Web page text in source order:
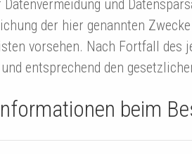
und
der hier genannten
vorsehen. Nach Fortfall des
entsprechend den
beim